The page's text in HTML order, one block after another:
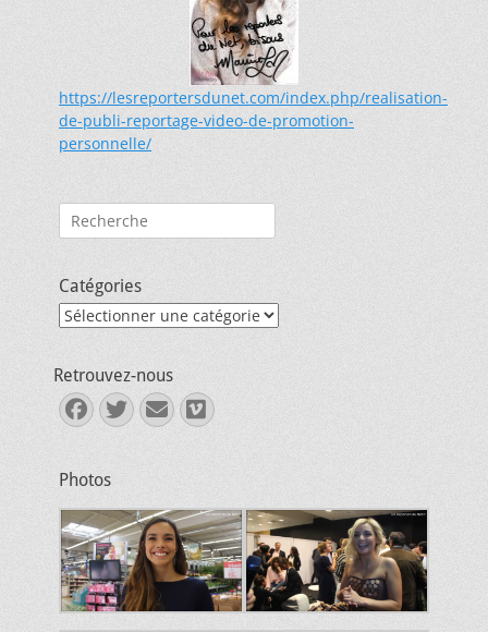
https://lesreportersdunet.com/index.php/realisation-
de-publi-reportage-video-de-promotion-
personnelle/
Rechercher :
Catégories
Catégories
Retrouvez-nous
Facebook
Twitter
E-
mail
Vimeo
Photos